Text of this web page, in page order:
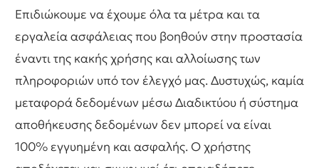
Επιδιώκουμε να έχουμε όλα τα μέτρα και τα
εργαλεία ασφάλειας που βοηθούν στην προστασία
έναντι της κακής χρήσης και αλλοίωσης των
πληροφοριών υπό τον έλεγχό μας. Δυστυχώς, καμία
μεταφορά δεδομένων μέσω Διαδικτύου ή σύστημα
αποθήκευσης δεδομένων δεν μπορεί να είναι
100% εγγυημένη και ασφαλής. Ο χρήστης